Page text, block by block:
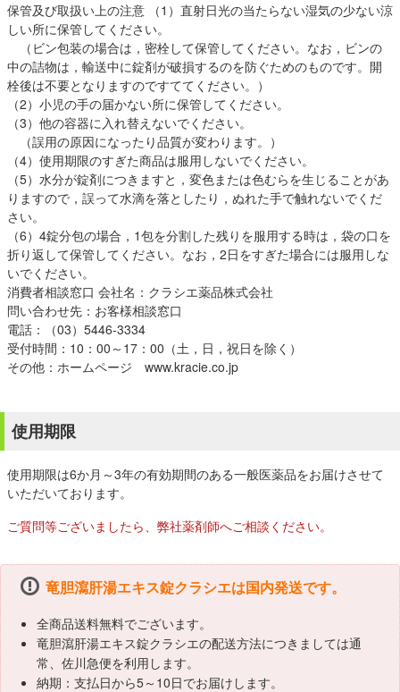
保管及び取扱い上の注意 （1）直射日光の当たらない湿気の少ない涼
しい所に保管してください。
（ビン包装の場合は，密栓して保管してください。なお，ビンの
中の詰物は，輸送中に錠剤が破損するのを防ぐためのものです。開
栓後は不要となりますのですててください。）
（2）小児の手の届かない所に保管してください。
（3）他の容器に入れ替えないでください。
（誤用の原因になったり品質が変わります。）
（4）使用期限のすぎた商品は服用しないでください。
（5）水分が錠剤につきますと，変色または色むらを生じることがあ
りますので，誤って水滴を落としたり，ぬれた手で触れないでくだ
さい。
（6）4錠分包の場合，1包を分割した残りを服用する時は，袋の口を
折り返して保管してください。なお，2日をすぎた場合には服用しな
いでください。
消費者相談窓口 会社名：クラシエ薬品株式会社
問い合わせ先：お客様相談窓口
電話：（03）5446-3334
受付時間：10：00～17：00（土，日，祝日を除く）
その他：ホームページ www.kracie.co.jp
使用期限
使用期限は6か月～3年の有効期間のある一般医薬品をお届けさせて
いただいております。
ご質問等ございましたら、弊社薬剤師へご相談ください。
竜胆瀉肝湯エキス錠クラシエは国内発送です。
全商品送料無料でございます。
竜胆瀉肝湯エキス錠クラシエの配送方法につきましては通
常、佐川急便を利用します。
納期：支払日から5～10日でお届けします。